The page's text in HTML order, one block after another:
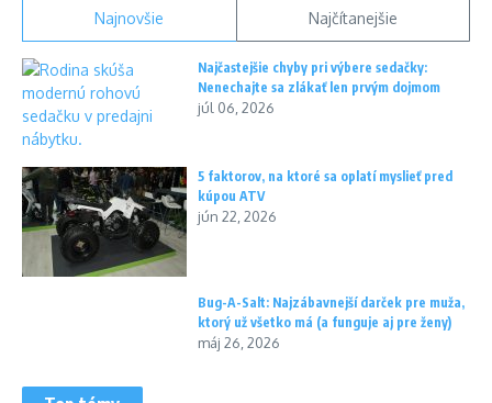
Najnovšie Najčítanejšie
Najčastejšie chyby pri výbere sedačky:
Nenechajte sa zlákať len prvým dojmom
júl 06, 2026
5 faktorov, na ktoré sa oplatí myslieť pred
kúpou ATV
jún 22, 2026
Bug-A-Salt: Najzábavnejší darček pre muža,
ktorý už všetko má (a funguje aj pre ženy)
máj 26, 2026